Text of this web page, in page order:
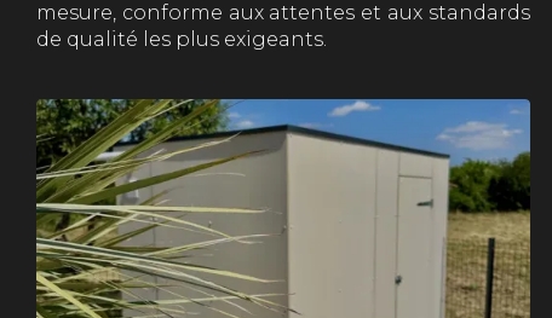
mesure, conforme aux attentes et aux standards
de qualité les plus exigeants.